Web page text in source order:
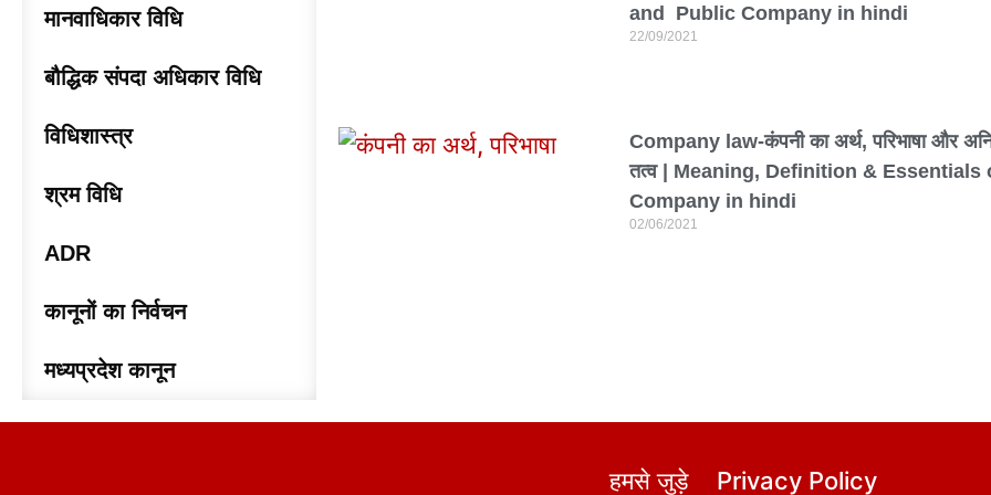
मानवाधिकार विधि
बौद्धिक संपदा अधिकार विधि
विधिशास्त्र
श्रम विधि
ADR
कानूनों का निर्वचन
मध्यप्रदेश कानून
and Public Company in hindi
22/09/2021
Company law-कंपनी का अर्थ, परिभाषा और
तत्व | Meaning, Definition & Essentials
Company in hindi
02/06/2021
हमसे जुड़े Privacy Policy